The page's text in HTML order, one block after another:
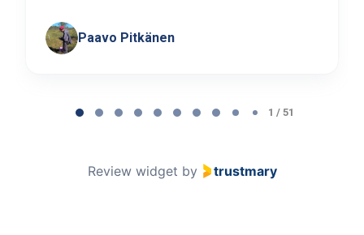
Paavo Pitkänen
1 / 51
Review widget by trustmary